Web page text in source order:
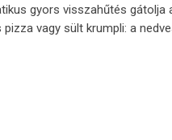
gyors visszahűtés gátolja
pizza vagy sült krumpli: a